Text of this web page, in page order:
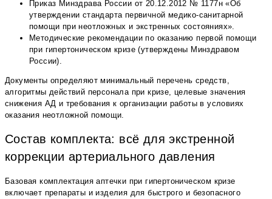
Приказ Минздрава России от 20.12.2012 № 1177н «Об
утверждении стандарта первичной медико-санитарной
помощи при неотложных и экстренных состояниях».
Методические рекомендации по оказанию первой помощи
при гипертоническом кризе (утверждены Минздравом
России).
Документы определяют минимальный перечень средств,
алгоритмы действий персонала при кризе, целевые значения
снижения АД и требования к организации работы в условиях
оказания неотложной помощи.
Состав комплекта: всё для экстренной
коррекции артериального давления
Базовая комплектация аптечки при гипертоническом кризе
включает препараты и изделия для быстрого и безопасного